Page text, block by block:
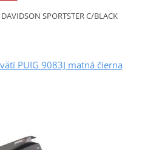
SPORTSTER C/BLACK
PUIG 9083J matná čierna